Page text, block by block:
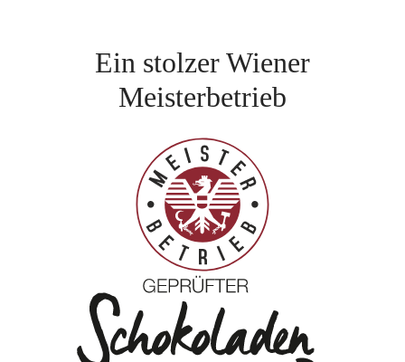
Ein stolzer Wiener
Meisterbetrieb